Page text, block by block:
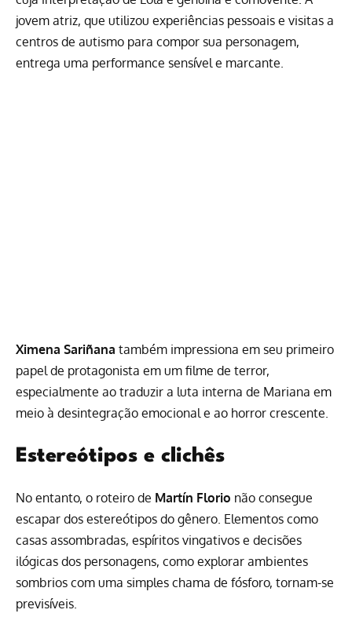
jovem atriz, que utilizou experiências pessoais e visitas a
centros de autismo para compor sua personagem,
entrega uma performance sensível e marcante.
Ximena Sariñana também impressiona em seu primeiro
papel de protagonista em um filme de terror,
especialmente ao traduzir a luta interna de Mariana em
meio à desintegração emocional e ao horror crescente.
Estereótipos e clichês
No entanto, o roteiro de Martín Florio não consegue
escapar dos estereótipos do gênero. Elementos como
casas assombradas, espíritos vingativos e decisões
ilógicas dos personagens, como explorar ambientes
sombrios com uma simples chama de fósforo, tornam-se
previsíveis.